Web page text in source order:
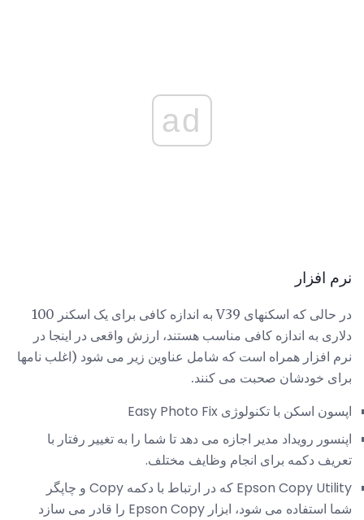
ad
نرم افزار
در حالی که اسکنهای V39 به اندازه کافی برای یک اسکنر 100
دلاری به اندازه کافی مناسب هستند، ارزش واقعی در اینجا در
نرم افزار همراه است که شامل عناوین زیر می شود (اغلب نامها
برای خودشان صحبت می کنند.
اپسون اسکن با تکنولوژی Easy Photo Fix
اپنسور رویداد مدیر اجازه می دهد تا شما را به تغییر رفتار با
تعریف دکمه برای انجام وظایف مختلف.
Epson Copy Utility که در ارتباط با دکمه Copy و چاپگر
شما استفاده می شود، ابزار Epson Copy را قادر می سازد